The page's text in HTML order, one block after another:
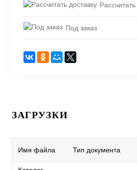
Под заказ
ЗАГРУЗКИ
Имя файла Тип документа